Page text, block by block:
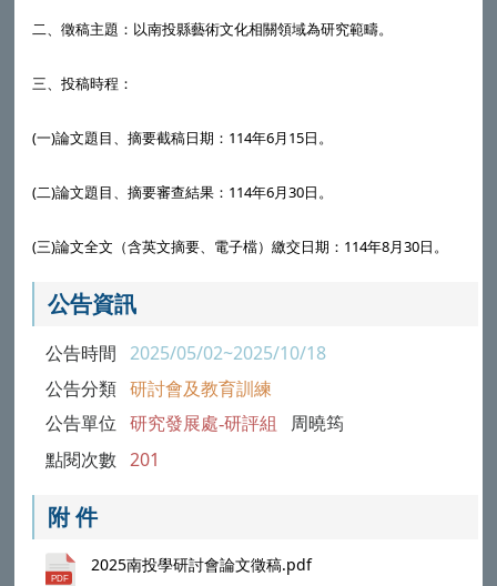
二、徵稿主題：以南投縣藝術文化相關領域為研究範疇。
三、投稿時程：
(一)論文題目、摘要截稿日期：114年6月15日。
(二)論文題目、摘要審查結果：114年6月30日。
(三)論文全文（含英文摘要、電子檔）繳交日期：114年8月30日。
公告資訊
公告時間 2025/05/02~2025/10/18
公告分類 研討會及教育訓練
公告單位 研究發展處-研評組 周曉筠
點閱次數 201
附 件
2025南投學研討會論文徵稿.pdf